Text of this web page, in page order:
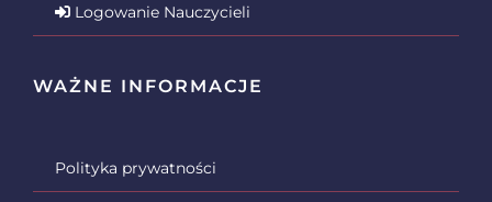
Logowanie Nauczycieli
WAŻNE INFORMACJE
Polityka prywatności